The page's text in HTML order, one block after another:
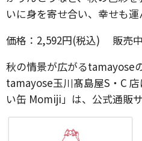
いに身を寄せ合い、幸せも運
価格：2,592円(税込) 販売中
秋の情景が広がるtamayose
tamayose玉川髙島屋S・C
い缶 Momiji」は、公式通販